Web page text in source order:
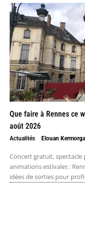
Que faire à Rennes ce
août 2026
Actualités Elouan
Concert gratuit,
animations estivales :
idées de sorties pour